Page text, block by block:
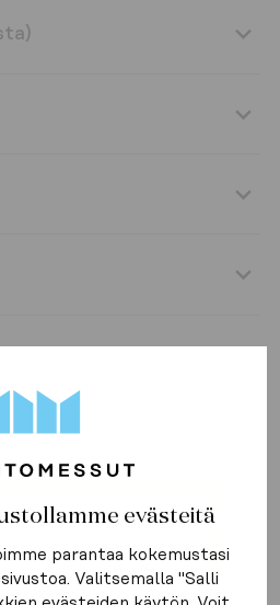
evästeitä
parantaa kokemustasi
Valitsemalla "Salli
vierailun
Lue lisää Avautuu
.
Liity